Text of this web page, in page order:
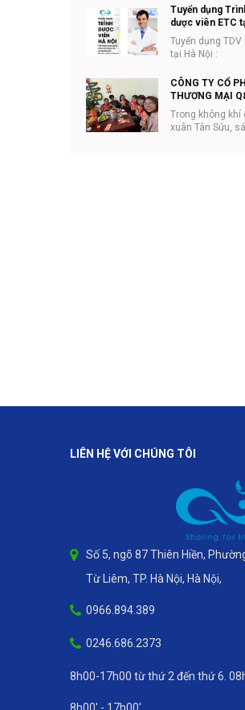
tả công việc: v
triển t...
Tuyển dụng
dược viên ETC
Nội
Tuyển dụng TDV
tại Hà
CÔNG TY CỔ
THƯƠNG MẠI
VIỆT NAM TƯNG
BỪNG KHAI
TÂN SỬU 2021
Trong không khí
xuân Tân Sửu,
LIÊN HỆ VỚI CHÚNG TÔI
Số 5, ngõ 87 Thiên Hiền,
Từ Liêm, TP. Hà Nội, Hà Nội,
0966.894.389
0246.686.2373
8h00-17h00 từ thứ 2 đến thứ 6.